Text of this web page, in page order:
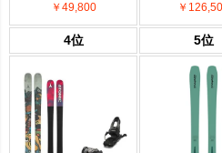
￥49,800
￥
4位 5位